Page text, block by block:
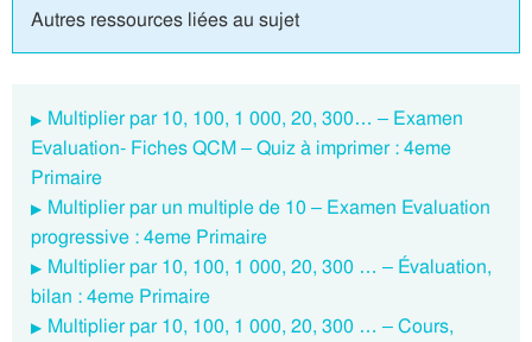
Autres ressources liées au sujet
Multiplier par 10, 100, 1 000, 20, 300… – Examen
Evaluation- Fiches QCM – Quiz à imprimer : 4eme
Primaire
Multiplier par un multiple de 10 – Examen Evaluation
progressive : 4eme Primaire
Multiplier par 10, 100, 1 000, 20, 300 … – Évaluation,
bilan : 4eme Primaire
Multiplier par 10, 100, 1 000, 20, 300 … – Cours,